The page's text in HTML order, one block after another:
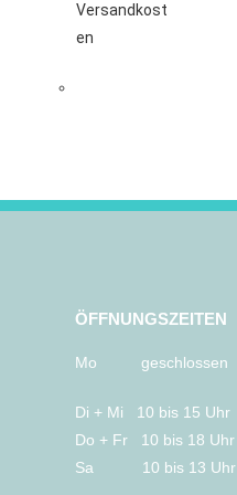
Versandkost
en
ÖFFNUNGSZEITEN
Mo geschlossen
Di + Mi 10 bis 15 Uhr
Do + Fr 10 bis 18 Uhr
Sa 10 bis 13 Uhr